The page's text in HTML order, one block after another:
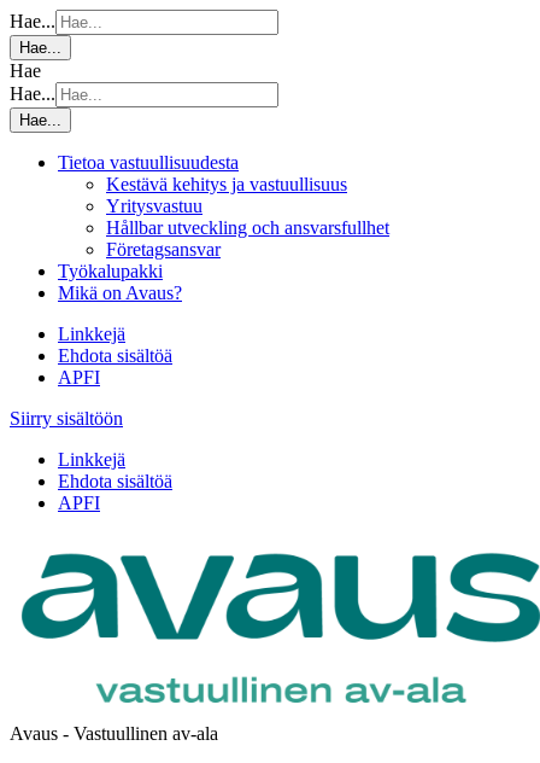
Hae...
Hae...
Hae
Hae...
Hae...
Tietoa vastuullisuudesta
Kestävä kehitys ja vastuullisuus
Yritysvastuu
Hållbar utveckling och ansvarsfullhet
Företagsansvar
Työkalupakki
Mikä on Avaus?
Linkkejä
Ehdota sisältöä
APFI
Siirry sisältöön
Linkkejä
Ehdota sisältöä
APFI
Avaus - Vastuullinen av-ala